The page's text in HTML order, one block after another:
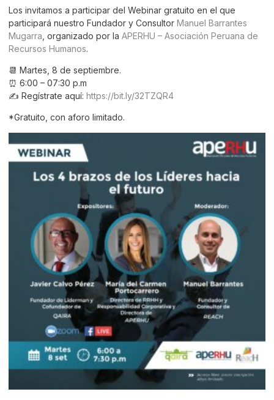
Los invitamos a participar del Webinar gratuito en el que
participará nuestro Fundador y Consultor Manuel Barrantes
Mugarra , organizado por la APERHU – Asociación Peruana de
Recursos Humanos.
📆 Martes, 8 de septiembre.
⏰ 6:00 – 07:30 p.m
✍ Regístrate aquí: https://bit.ly/32TZQR4
*Gratuito, con aforo limitado.